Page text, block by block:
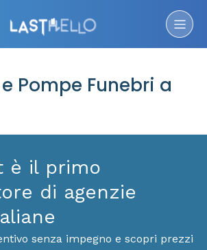
Pompe Funebri a
è il primo
di agenzie
senza impegno e scopri prezzi